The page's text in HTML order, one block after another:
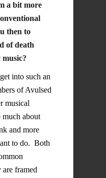
a bit more
then to
of death
into such an
of Avulsed
musical
much about
and more
to do. Both
are framed